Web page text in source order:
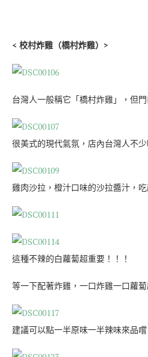
< 校村炸雞（橋村炸雞）>
台灣人一般稱它「橋村炸雞」，但
很美式的現代氣氛，店內台灣人不少
雞肉沙拉，橙汁口味的沙拉醬汁，
這種不辣的白蘿蔔超重要！！！
等一下配著炸雞，一口炸雞一口蘿
建議可以點一半原味一半辣味來品嚐